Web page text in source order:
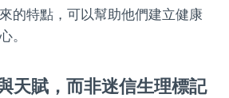
的特點，可以幫助他們建立健康
。
天賦，而非迷信生理標記